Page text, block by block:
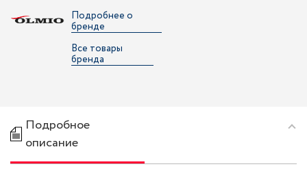
Подробнее о
бренде
Все товары
бренда
Подробное
описание